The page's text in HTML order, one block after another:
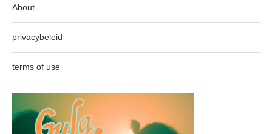
About
privacybeleid
terms of use